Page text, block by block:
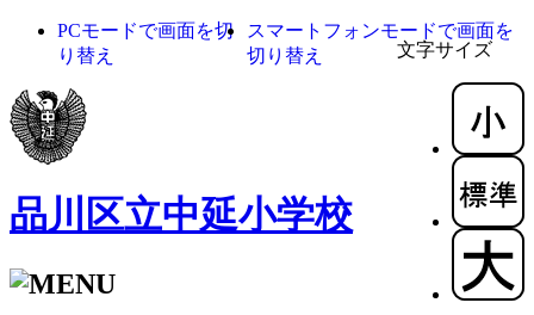
文字サイズ
PCモードで画面を切
り替え
スマートフォンモードで画面を
切り替え
品川区立中延小学校